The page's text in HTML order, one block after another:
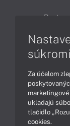
Routery
Za účelom
ukladajú
tlačidlo
cookies.